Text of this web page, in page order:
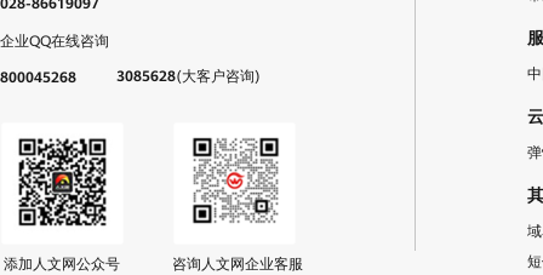
028-86619097
企业QQ在线咨询
800045268 3085628(大客户咨询)
添加人文网公众号 咨询人文网企业客服